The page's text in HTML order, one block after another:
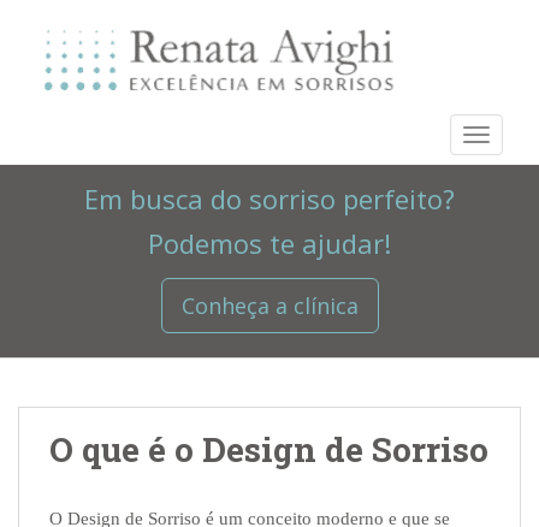
Em busca do sorriso perfeito?
Podemos te ajudar!
Conheça a clínica
O que é o Design de Sorriso
O Design de Sorriso é um conceito moderno e que se